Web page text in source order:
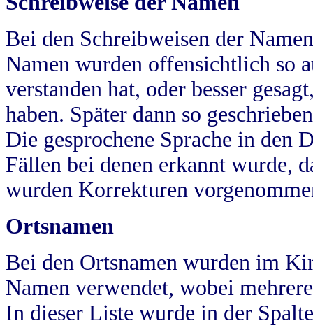
Bei den Schreibweisen der
Namen wurden offensichtlich so
verstanden hat, oder besser
haben. Später dann so
Die gesprochene Sprache in
Fällen bei denen erkannt wurde,
wurden Korrekturen
Ortsnamen
Bei den Ortsnamen wurden im
Namen verwendet, wobei
In dieser Liste wurde in der